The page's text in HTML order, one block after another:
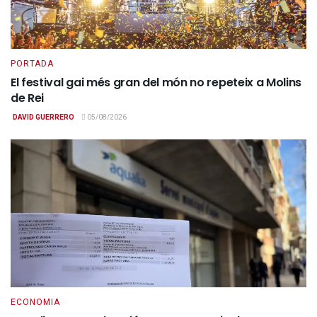
PORTADA
El festival gai més gran del món no repeteix a Molins
de Rei
DAVID GUERRERO 05/08/2026
ECONOMIA